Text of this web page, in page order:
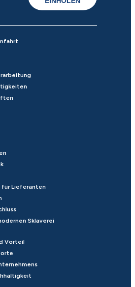
Lieferanten
Sklaverei
Vorteil